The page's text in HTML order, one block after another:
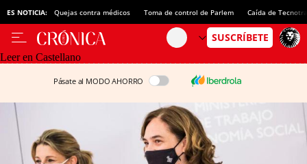
ES NOTICIA: Quejas contra médicos Toma de control de Parlem Caída de
Leer en Castellano
Pásate al MODO AHORRO